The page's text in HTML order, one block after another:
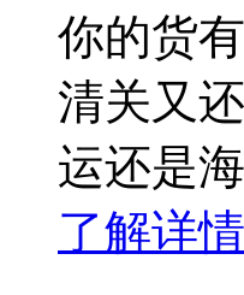
你的货
清关又
运还是
了解详情